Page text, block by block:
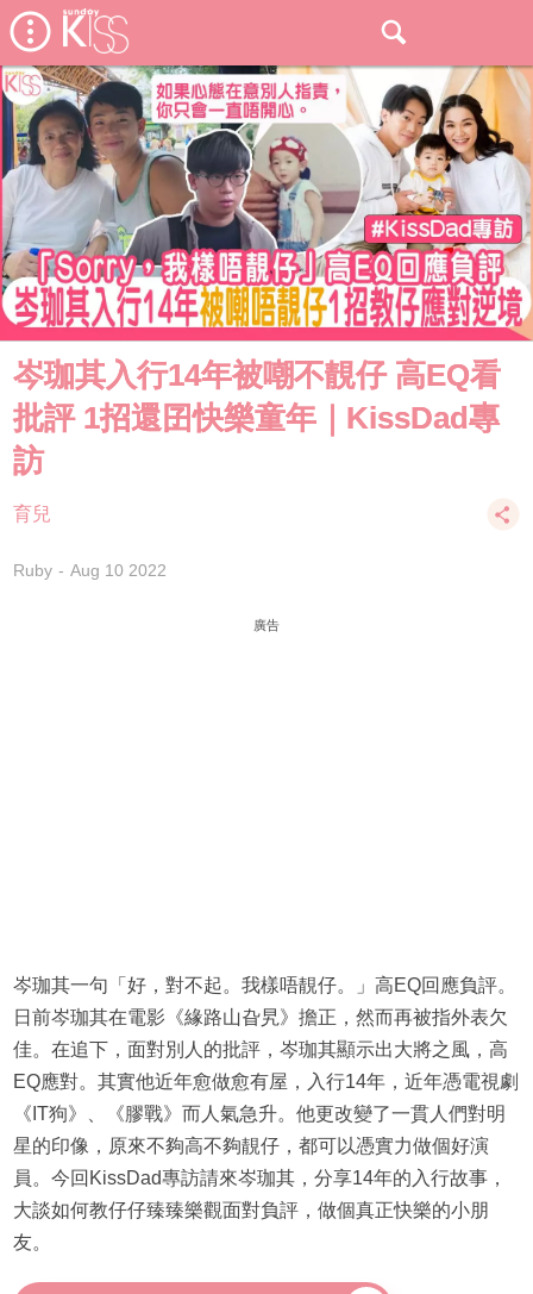
岑珈其入行14年被嘲不靚仔 高EQ看
批評 1招還囝快樂童年｜KissDad專
訪
育兒
Ruby Aug 10 2022
廣告
岑珈其一句「好，對不起。我樣唔靚仔。」高EQ回應負評。
日前岑珈其在電影《緣路山旮旯》擔正，然而再被指外表欠
佳。在追下，面對別人的批評，岑珈其顯示出大將之風，高
EQ應對。其實他近年愈做愈有屋，入行14年，近年憑電視劇
《IT狗》、《膠戰》而人氣急升。他更改變了一貫人們對明
星的印像，原來不夠高不夠靚仔，都可以憑實力做個好演
員。今回KissDad專訪請來岑珈其，分享14年的入行故事，
大談如何教仔仔臻臻樂觀面對負評，做個真正快樂的小朋
友。